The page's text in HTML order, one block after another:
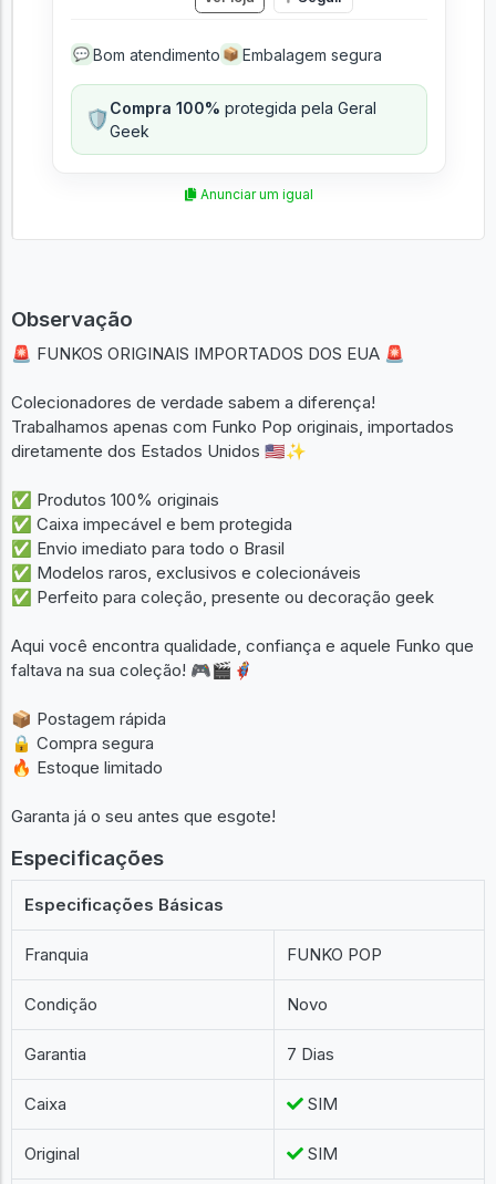
★ 8Avaliações
Ver loja Seguir
Bom atendimento 📦Embalagem segura
Compra 100%protegida pela Geral
Observação
🚨 FUNKOS ORIGINAIS IMPORTADOS DOS EUA 🚨
Colecionadores de verdade sabem a diferença!
diretamente dos Estados Unidos 🇺🇸✨
✅ Produtos 100% originais
✅ Caixa impecável e bem protegida
✅ Envio imediato para todo o Brasil
✅ Perfeito para coleção, presente ou decoração geek
faltava na sua coleção! 🎮🎬🦸‍♂️
📦 Postagem rápida
🔥 Estoque limitado
Garanta já o seu antes que esgote!
Especificações
Especificações Básicas
Franquia FUNKO POP
Condição Novo
Garantia 7 Dias
Caixa SIM